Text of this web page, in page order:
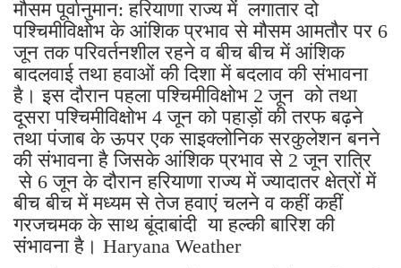
मौसम पूर्वानुमान: हरियाणा राज्य में लगातार दो
पश्चिमीविक्षोभ के आंशिक प्रभाव से मौसम आमतौर पर 6
जून तक परिवर्तनशील रहने व बीच बीच में आंशिक
बादलवाई तथा हवाओं की दिशा में बदलाव की संभावना
है। इस दौरान पहला पश्चिमीविक्षोभ 2 जून को तथा
दूसरा पश्चिमीविक्षोभ 4 जून को पहाड़ों की तरफ बढ़ने
तथा पंजाब के ऊपर एक साइक्लोनिक सरकुलेशन बनने
की संभावना है जिसके आंशिक प्रभाव से 2 जून रात्रि
से 6 जून के दौरान हरियाणा राज्य में ज्यादातर क्षेत्रों में
बीच बीच में मध्यम से तेज हवाएं चलने व कहीं कहीं
गरजचमक के साथ बूंदाबांदी या हल्की बारिश की
संभावना है। Haryana Weather